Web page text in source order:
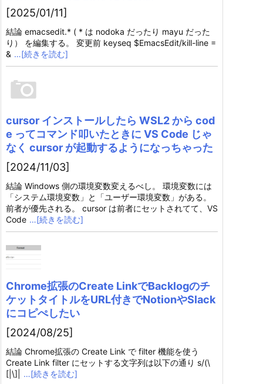
[2025/01/11]
結論 emacsedit.* ( * は nodoka だったり mayu だった
り） を編集する。 変更前 keyseq $EmacsEdit/kill-line =
& …[続きを読む]
cursor インストールしたら WSL2 から cod
e ってコマンド叩いたときに VS Code じゃ
なく cursor が起動するようになっちゃった
[2024/11/03]
結論 Windows 側の環境変数変えるべし。 環境変数には
「システム環境変数」と「ユーザー環境変数」がある。
前者が優先される。 cursor は前者にセットされてて、VS
Code …[続きを読む]
Chrome拡張のCreate LinkでBacklogのチ
ケットタイトルをURL付きでNotionやSlack
にコピぺしたい
[2024/08/25]
結論 Chrome拡張の Create Link で filter 機能を使う
Create Link filter にセットする文字列は以下の通り s/(\
[|\]|
…[続きを読む]